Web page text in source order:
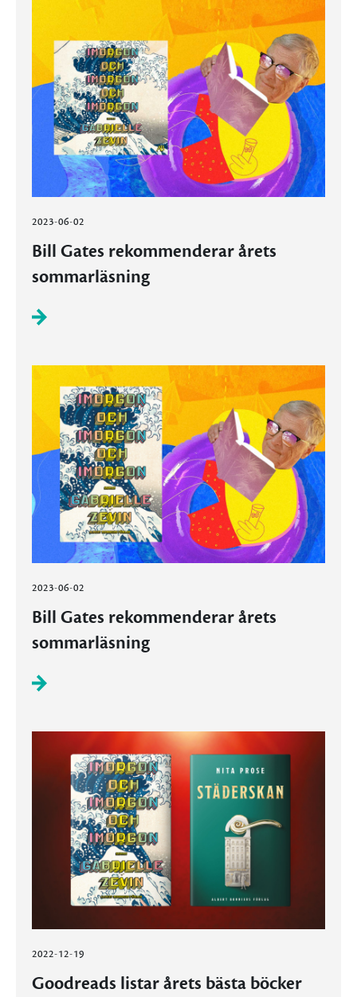
2023-06-02
Bill Gates rekommenderar årets
sommarläsning
2023-06-02
Bill Gates rekommenderar årets
sommarläsning
2022-12-19
Goodreads listar årets bästa böcker